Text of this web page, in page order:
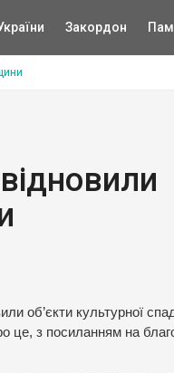
Закордон
об’єкти культурної
це, з посиланням на